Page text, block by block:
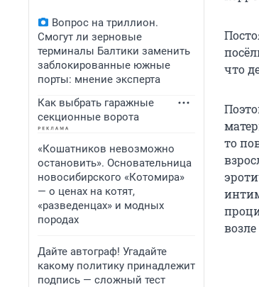
Вопрос на триллион.
Смогут ли зерновые
терминалы Балтики заменить
заблокированные южные
порты: мнение эксперта
Как выбрать гаражные
секционные ворота
«Кошатников невозможно
остановить». Основательница
новосибирского «Котомира»
— о ценах на котят,
«разведенцах» и модных
породах
Дайте автограф! Угадайте
какому политику принадлежит
подпись — сложный тест
что
то